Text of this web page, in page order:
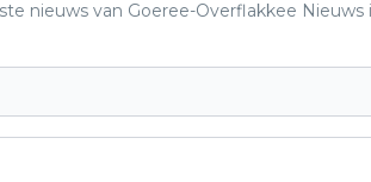
nieuws van Goeree-Overflakkee Nieuws